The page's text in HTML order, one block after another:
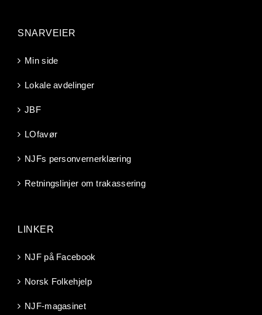
SNARVEIER
Min side
Lokale avdelinger
JBF
LOfavør
NJFs personvernerklæring
Retningslinjer om trakassering
LINKER
NJF på Facebook
Norsk Folkehjelp
NJF-magasinet